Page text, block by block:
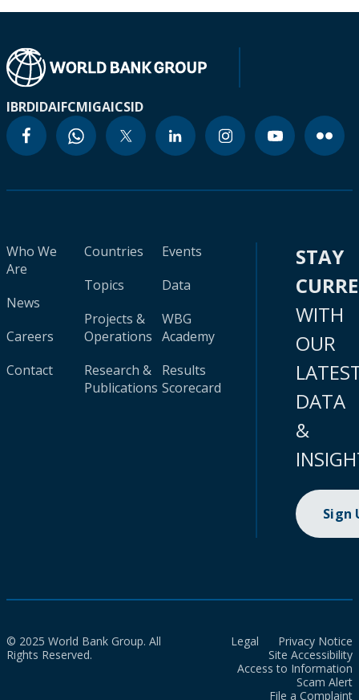
IBRDIDAIFCMIGAICSID
Who We
Are
News
Careers
Contact
Countries
Topics
Projects &
Operations
Research &
Publications
Events
Data
WBG
Academy
Results
Scorecard
STAY
WITH
OUR
DATA
&
Sign
© 2025 World Bank Group. All
Rights Reserved.
Legal
Privacy Notice
Site Accessibility
Access to Information
Scam Alert
File a Complaint